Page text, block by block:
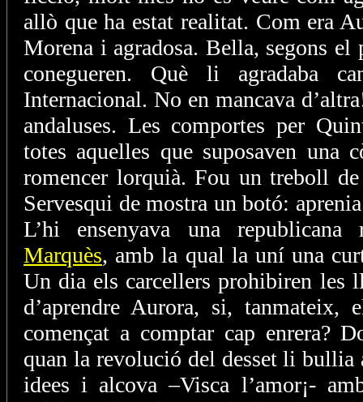
allò que ha estat realitat. Com era
Morena i agradosa. Bella, segons el
conegueren. Què li agradaba
Internacional. No en mancava
andaluses. Les comportes per
totes aquelles que suposaven una
romencer lorquià. Fou un treboll de
Servesqui de mostra un botó:
L’hi ensenyava una
Marquès, amb la qual la uní una
Un dia els carcellers prohibiren les
d’aprendre Aurora, si, tanmateix,
començat a comptar cap enrera?
quan la revolució del desset li bullia
idees i alcova –Visca l’amor¡-